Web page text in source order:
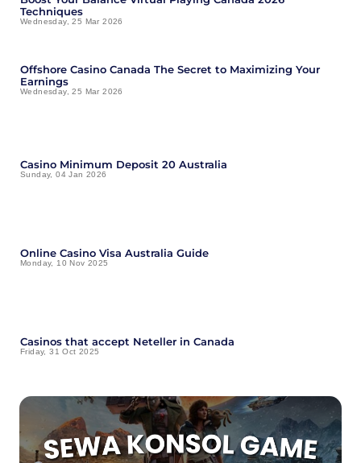
Techniques
Wednesday, 25 Mar 2026
Offshore Casino Canada The Secret to Maximizing Your
Earnings
Wednesday, 25 Mar 2026
Casino Minimum Deposit 20 Australia
Sunday, 04 Jan 2026
Online Casino Visa Australia Guide
Monday, 10 Nov 2025
Casinos that accept Neteller in Canada
Friday, 31 Oct 2025